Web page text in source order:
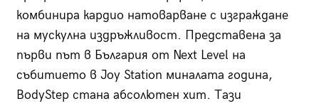
комбинира кардио натоварване с изграждане
на мускулна издръжливост. Представена за
първи път в България от Next Level на
събитието в Joy Station миналата година,
BodyStep стана абсолютен хит. Тази